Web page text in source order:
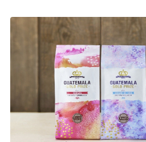
お月様をモチーフにした
まんまるベアフルも皆様のご来